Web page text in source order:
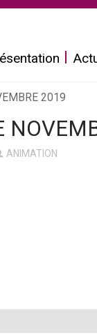
2019
ANIMATION